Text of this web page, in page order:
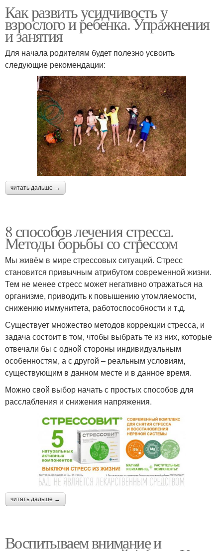
Как развить усидчивость у
взрослого и ребенка. Упражнения
и занятия
Для начала родителям будет полезно усвоить
следующие рекомендации:
читать дальше →
8 способов лечения стресса.
Методы борьбы со стрессом
Мы живём в мире стрессовых ситуаций. Стресс
становится привычным атрибутом современной жизни.
Тем не менее стресс может негативно отражаться на
организме, приводить к повышению утомляемости,
снижению иммунитета, работоспособности и т.д.
Существует множество методов коррекции стресса, и
задача состоит в том, чтобы выбрать те из них, которые
отвечали бы с одной стороны индивидуальным
особенностям, а с другой – реальным условиям,
существующим в данном месте и в данное время.
Можно свой выбор начать с простых способов для
расслабления и снижения напряжения.
читать дальше →
Воспитываем внимание и